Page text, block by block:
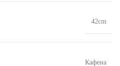
42cm
Кафена